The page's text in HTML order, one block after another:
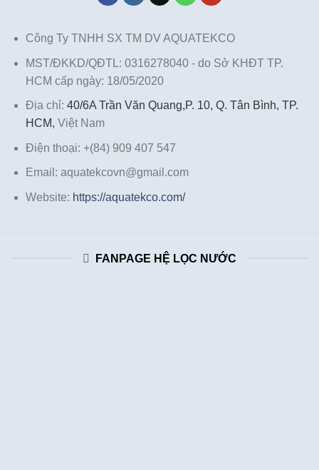
Công Ty TNHH SX TM DV AQUATEKCO
MST/ĐKKD/QĐTL: 0316278040 - do Sở KHĐT TP.
HCM cấp ngày: 18/05/2020
Địa chỉ: 40/6A Trần Văn Quang,P. 10, Q. Tân Bình, TP.
HCM, Việt Nam
Điện thoại: +(84) 909 407 547
Email: aquatekcovn@gmail.com
Website: https://aquatekco.com/
FANPAGE HỆ LỌC NƯỚC